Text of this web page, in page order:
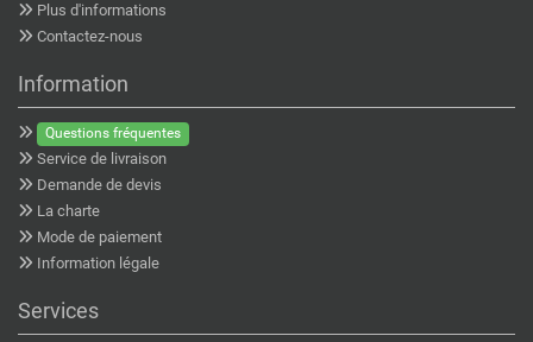
Plus d'informations
Contactez-nous
Information
Questions fréquentes
Service de livraison
Demande de devis
La charte
Mode de paiement
Information légale
Services